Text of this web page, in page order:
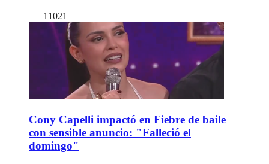
11021
Cony Capelli impactó en Fiebre de baile
con sensible anuncio: "Falleció el
domingo"